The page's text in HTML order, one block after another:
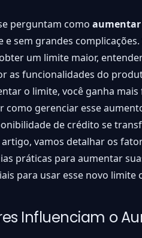
perguntam como aumentar
e sem grandes
um limite maior,
as funcionalidades do
o limite, você ganha
como gerenciar esse
de crédito se
vamos detalhar os
práticas para aumentar
para usar esse novo limite
Influenciam o